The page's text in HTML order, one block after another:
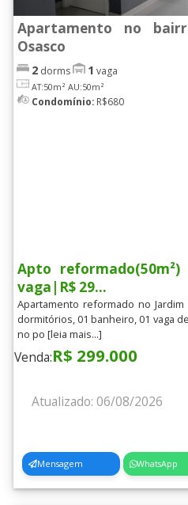
Apartamento no
Osasco
2 dorms 1 vaga
AT:50m² AU:50m²
Condomínio: R$680
Apto
vaga|R$ 29...
Apartamento reformado no
dormitórios, 01 banheiro, 01 vaga
no po [leia mais...]
Venda:R$ 299.000
Atualizado: 06/08/2026
Mensagem WhatsApp